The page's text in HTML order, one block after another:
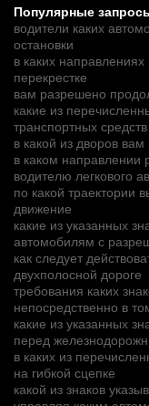
Популярные
водители каких
остановки
в каких
перекрестке
вам разрешено
какие из
транспортных
в какой из дворов
в каком направлении
водителю легкового
по какой траектории
движение
какие из указанных
автомобилям с
как следует
двухполосной дороге
требования каких
непосредственно в
какие из указанных
перед
в каких из
на гибкой сцепке
какой из знаков